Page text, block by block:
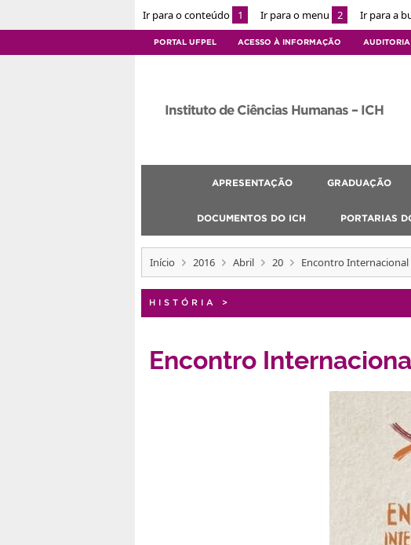
Ir para o conteúdo 1 Ir para o menu 2 Ir para a
PORTAL UFPEL ACESSO À INFORMAÇÃO AUDITORIA
Instituto de Ciências Humanas – ICH
APRESENTAÇÃO GRADUAÇÃO
DOCUMENTOS DO ICH PORTARIAS
Início 2016 Abril 20 Encontro
HISTÓRIA >
Encontro